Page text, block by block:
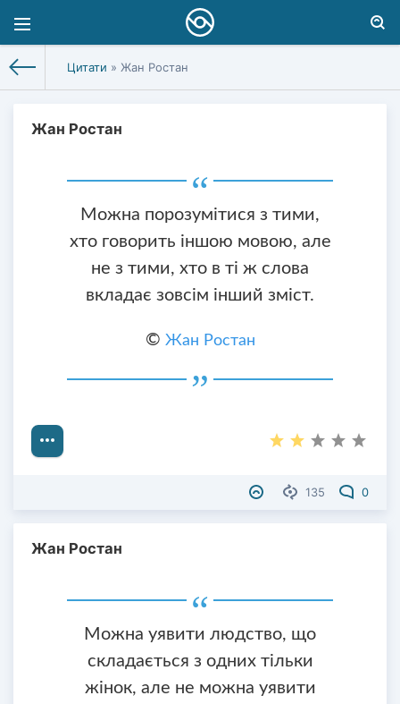
Цитати » Жан Ростан
Жан Ростан
Можна порозумітися з тими,
хто говорить іншою мовою, але
не з тими, хто в ті ж слова
вкладає зовсім інший зміст.
© Жан Ростан
135 0
Жан Ростан
Можна уявити людство, що
складається з одних тільки
жінок, але не можна уявити